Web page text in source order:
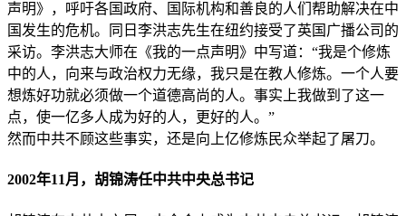
声明》，呼吁各国政府、国际机构和善良的人们帮助解决在中
国发生的危机。同日李洪志先生在纽约接受了英国广播公司的
采访。李洪志大师在《我的一点声明》中写道：“我是个修炼
中的人，向来与政治权力无缘，我只是在教人修炼。一个人要
想炼好功就必须做一个道德高尚的人。事实上我做到了这一
点，使一亿多人成为好的人，更好的人。”
然而中共不顾这些事实，还是向上亿修炼民众举起了屠刀。
2002年11月，胡锦涛任中共中央总书记